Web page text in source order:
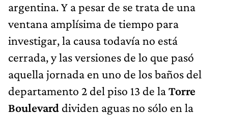
argentina. Y a pesar de se trata de una
ventana amplísima de tiempo para
investigar, la causa todavía no está
cerrada, y las versiones de lo que pasó
aquella jornada en uno de los baños del
departamento 2 del piso 13 de laTorre
Boulevard dividen aguas no sólo en la